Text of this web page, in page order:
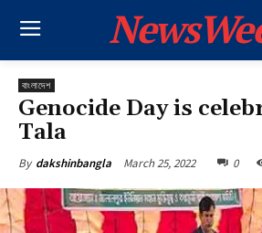
বাংলাদেশ
Genocide Day is
Tala
By dakshinbangla March 25, 2022 0